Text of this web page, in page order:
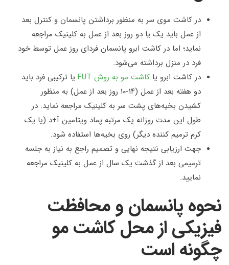
در کاشت موی سر به منظور برداشتن پانسمان و کنترل بعد
از عمل باید یک یا دو روز بعد از عمل به کلینیک مراجعه
نماید؛ اما در کاشت ابرو پانسمان فردای روز عمل توسط خود
فرد در منزل برداشته می‌شود.
در کاشت ابرو یا کاشت مو به روش FUT یا ترکیبی فرد باید
دو هفته بعد از عمل (۱۴-۱۰ روز بعد از عمل) به منظور
کشیدن بخیه‌های پشت سر به کلینیک مراجعه نماید. در
طول این مدت روزانه یک مرتبه پماد ویتامین آ+د (یا یک
کرم ترمیم کننده دیگر) روی بخیه‌ها استفاده شود.
جهت ارزیابی نتیجه نهایی و تصمیم راجع به نیاز به جلسه
ترمیمی بعد از گذشت یک سال از عمل به کلینیک مراجعه
نمایید.
نحوه پانسمان و محافظت
فیزیکی از محل کاشت مو
چگونه است